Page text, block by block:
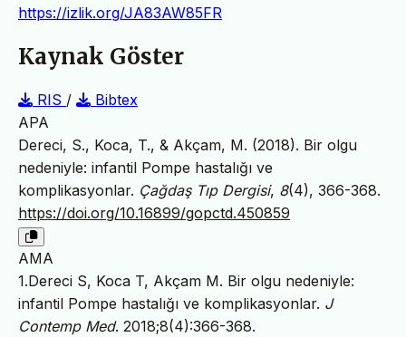
https://izlik.org/JA83AW85FR
Kaynak Göster
RIS /
Bibtex
APA
Dereci, S., Koca, T., & Akçam, M. (2018). Bir olgu
nedeniyle: infantil Pompe hastalığı ve
komplikasyonlar. Çağdaş Tıp Dergisi, 8(4), 366-368.
https://doi.org/10.16899/gopctd.450859
AMA
1.Dereci S, Koca T, Akçam M. Bir olgu nedeniyle:
infantil Pompe hastalığı ve komplikasyonlar. J
Contemp Med. 2018;8(4):366-368.